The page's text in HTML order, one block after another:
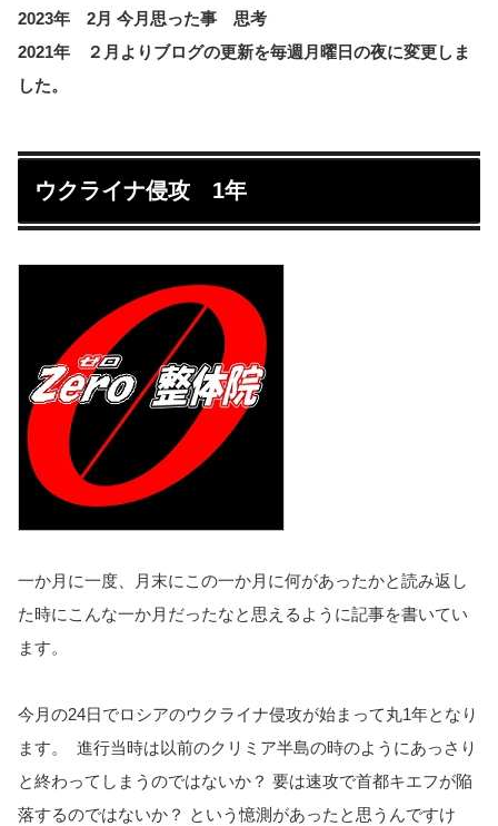
2023年 2月 今月思った事 思考
2021年 ２月よりブログの更新を毎週月曜日の夜に変更しま
した。
ウクライナ侵攻 1年
一か月に一度、月末にこの一か月に何があったかと読み返し
た時にこんな一か月だったなと思えるように記事を書いてい
ます。
今月の24日でロシアのウクライナ侵攻が始まって丸1年となり
ます。 進行当時は以前のクリミア半島の時のようにあっさり
と終わってしまうのではないか？ 要は速攻で首都キエフが陥
落するのではないか？ という憶測があったと思うんですけ